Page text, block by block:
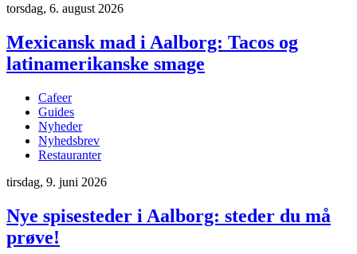
torsdag, 6. august 2026
Mexicansk mad i Aalborg: Tacos og
latinamerikanske smage
Cafeer
Guides
Nyheder
Nyhedsbrev
Restauranter
tirsdag, 9. juni 2026
Nye spisesteder i Aalborg: steder du må
prøve!